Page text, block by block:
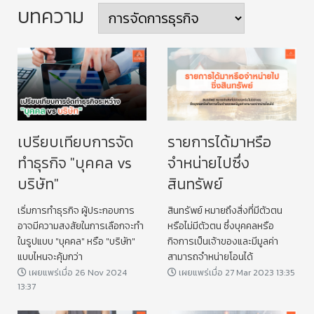
บทความ
เปรียบเทียบการจัด
ทำธุรกิจ "บุคคล vs
บริษัท"
เริ่มการทำธุรกิจ ผู้ประกอบการ
อาจมีความสงสัยในการเลือกจะทำ
ในรูปแบบ "บุคคล" หรือ "บริษัท"
แบบไหนจะคุ้มกว่า
เผยแพร่เมื่อ 26 Nov 2024
13:37
รายการได้มาหรือ
จำหน่ายไปซึ่ง
สินทรัพย์
สินทรัพย์ หมายถึงสิ่งที่มีตัวตน
หรือไม่มีตัวตน ซึ่งบุคคลหรือ
กิจการเป็นเจ้าของและมีมูลค่า
สามารถจำหน่ายโอนได้
เผยแพร่เมื่อ 27 Mar 2023 13:35